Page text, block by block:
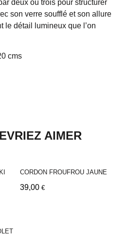
deux ou trois pour structurer
son verre soufflé et son allure
le détail lumineux que l’on
cms
AIMER
CORDON FROUFROU JAUNE
39,00 €